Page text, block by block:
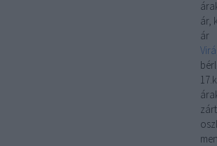
ár,
ár